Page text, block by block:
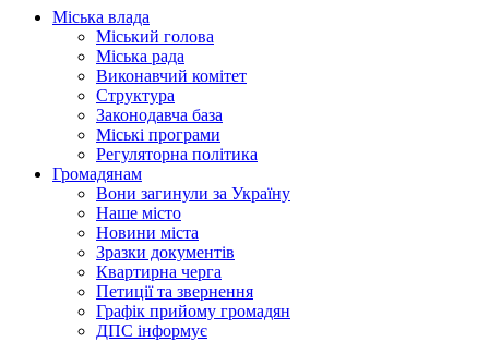
Міська влада
Міський голова
Міська рада
Виконавчий комітет
Структура
Законодавча база
Міські програми
Регуляторна політика
Громадянам
Вони загинули за Україну
Наше місто
Новини міста
Зразки документів
Квартирна черга
Петиції та звернення
Графік прийому громадян
ДПС інформує